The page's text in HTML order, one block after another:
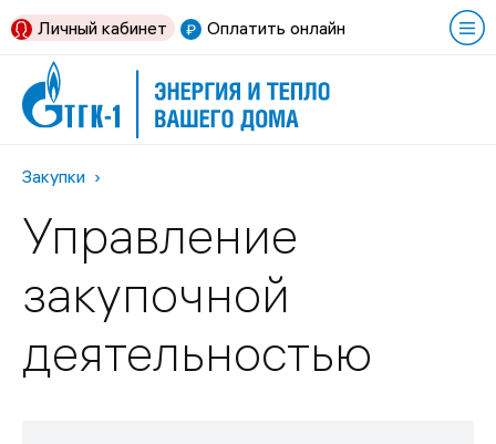
Оплатить онлайн
Личный кабинет
Закупки
Управление
закупочной
деятельностью